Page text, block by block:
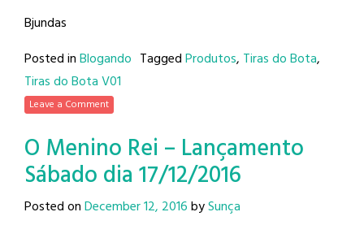
Bjundas
Posted inBlogando TaggedProdutos, Tiras do Bota,
Tiras do Bota V01
Leave a Comment
O Menino Rei – Lançamento
Sábado dia 17/12/2016
Posted onDecember 12, 2016bySunça